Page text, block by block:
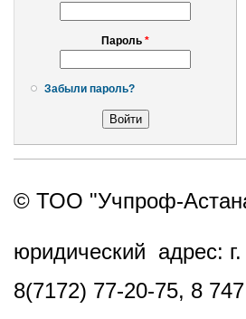
Пароль *
Забыли пароль?
© ТОО "Учпроф-
юридический адрес:
8(7172) 77-20-75, 8